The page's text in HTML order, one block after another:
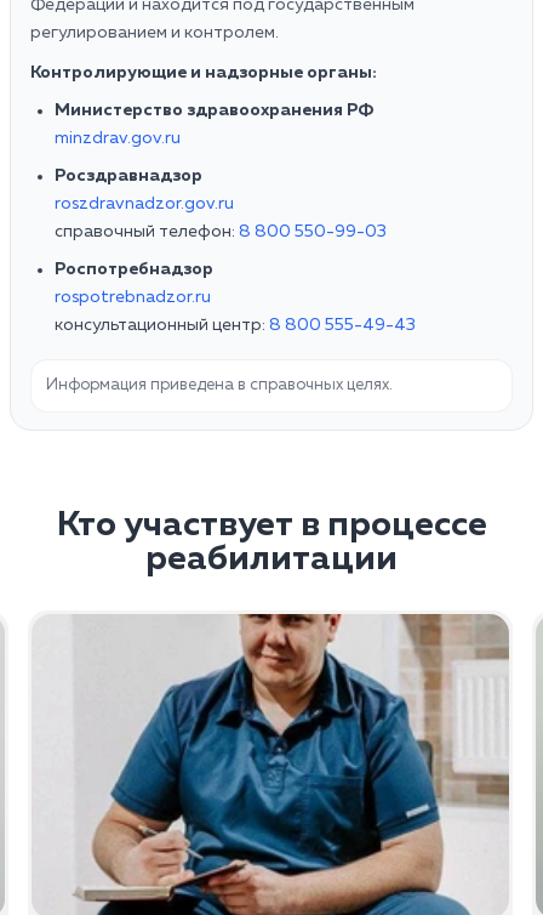
Федерации и находится под государственным
регулированием и контролем.
Контролирующие и надзорные органы:
Министерство здравоохранения РФ
minzdrav.gov.ru
Росздравнадзор
roszdravnadzor.gov.ru
справочный телефон: 8 800 550-99-03
Роспотребнадзор
rospotrebnadzor.ru
консультационный центр: 8 800 555-49-43
Информация приведена в справочных целях.
Кто участвует в процессе
реабилитации